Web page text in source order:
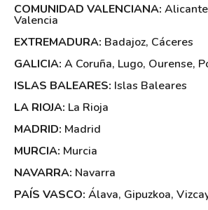
COMUNIDAD VALENCIANA: Alicante
Valencia
EXTREMADURA: Badajoz, Cáceres
GALICIA: A Coruña, Lugo, Ourense,
ISLAS BALEARES: Islas Baleares
LA RIOJA: La Rioja
MADRID: Madrid
MURCIA: Murcia
NAVARRA: Navarra
PAÍS VASCO: Álava, Gipuzkoa,